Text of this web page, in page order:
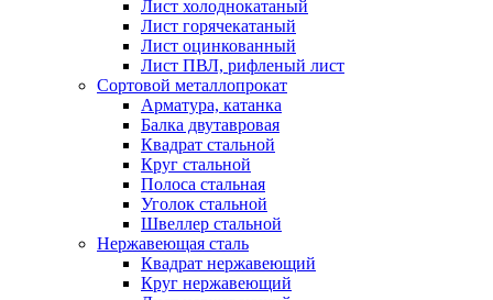
Лист холоднокатаный
Лист горячекатаный
Лист оцинкованный
Лист ПВЛ, рифленый лист
Сортовой металлопрокат
Арматура, катанка
Балка двутавровая
Квадрат стальной
Круг стальной
Полоса стальная
Уголок стальной
Швеллер стальной
Нержавеющая сталь
Квадрат нержавеющий
Круг нержавеющий